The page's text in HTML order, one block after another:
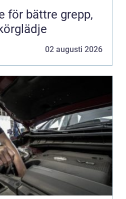
02 augusti 2026